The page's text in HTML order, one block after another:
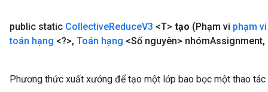
public static CollectiveReduceV3 <T> tạo (Phạm vi phạm vi
toán hạng <?>, Toán hạng <Số nguyên> nhómAssignment,
Phương thức xuất xưởng để tạo một lớp bao bọc một thao